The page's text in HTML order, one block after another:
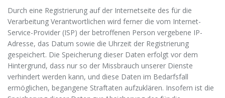
Durch eine Registrierung auf der Internetseite des für die
Verarbeitung Verantwortlichen wird ferner die vom Internet-
Service-Provider (ISP) der betroffenen Person vergebene IP-
Adresse, das Datum sowie die Uhrzeit der Registrierung
gespeichert. Die Speicherung dieser Daten erfolgt vor dem
Hintergrund, dass nur so der Missbrauch unserer Dienste
verhindert werden kann, und diese Daten im Bedarfsfall
ermöglichen, begangene Straftaten aufzuklären. Insofern ist die